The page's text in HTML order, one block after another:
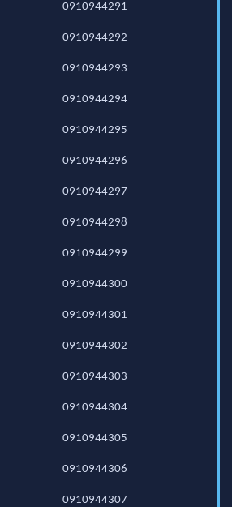
0910944291
0910944292
0910944293
0910944294
0910944295
0910944296
0910944297
0910944298
0910944299
0910944300
0910944301
0910944302
0910944303
0910944304
0910944305
0910944306
0910944307